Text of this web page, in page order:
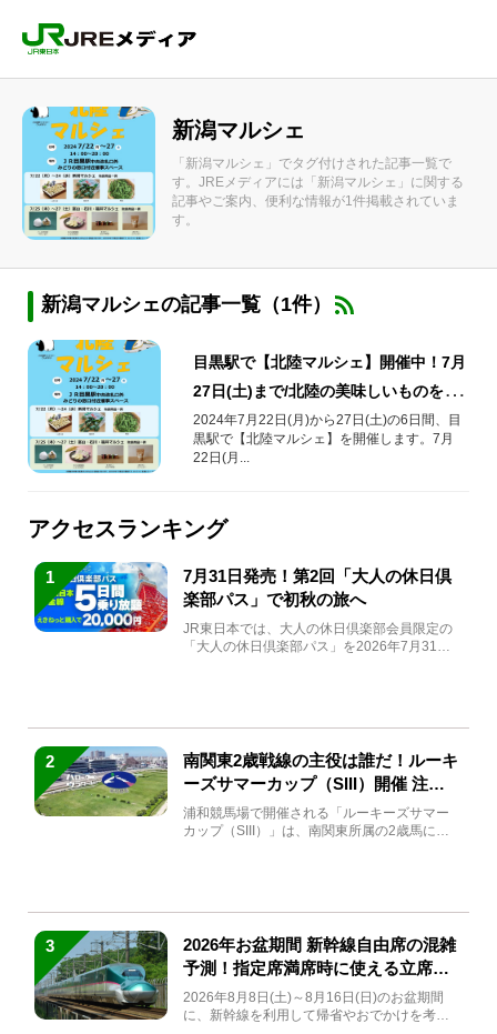
新潟マルシェ
「新潟マルシェ」でタグ付けされた記事一覧で
す。JREメディアには「新潟マルシェ」に関する
記事やご案内、便利な情報が1件掲載されていま
す。
新潟マルシェの記事一覧（1件）
目黒駅で【北陸マルシェ】開催中！7月
27日(土)まで/北陸の美味しいものを買
って復興応援しよう！
2024年7月22日(月)から27日(土)の6日間、目
黒駅で【北陸マルシェ】を開催します。7月
22日(月...
アクセスランキング
1
7月31日発売！第2回「大人の休日倶
楽部パス」で初秋の旅へ
JR東日本では、大人の休日倶楽部会員限定の
「大人の休日倶楽部パス」を2026年7月31日
2
南関東2歳戦線の主役は誰だ！ルーキ
ーズサマーカップ（SIII）開催 注目
馬と見どころをチェック
浦和競馬場で開催される「ルーキーズサマー
カップ（SIII）」は、南関東所属の2歳馬によ
3
2026年お盆期間 新幹線自由席の混雑
予測！指定席満席時に使える立席特
急券も解説
2026年8月8日(土)～8月16日(日)のお盆期間
に、新幹線を利用して帰省やおでかけを考え